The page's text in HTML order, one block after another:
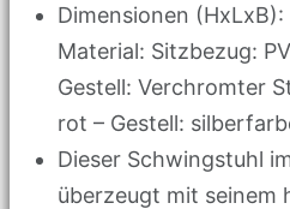
Dimensionen
Material: Sitzbezug:
Gestell: Verchromter
rot – Gestell:
Dieser Schwingstuhl
überzeugt mit seinem